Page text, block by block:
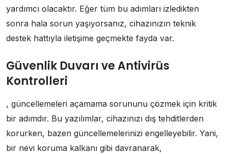
yardımcı olacaktır. Eğer tüm bu adımları izledikten
sonra hala sorun yaşıyorsanız, cihazınızın teknik
destek hattıyla iletişime geçmekte fayda var.
Güvenlik Duvarı ve Antivirüs
Kontrolleri
, güncellemeleri açamama sorununu çözmek için kritik
bir adımdır. Bu yazılımlar, cihazınızı dış tehditlerden
korurken, bazen güncellemelerinizi engelleyebilir. Yani,
bir nevi koruma kalkanı gibi davranarak,